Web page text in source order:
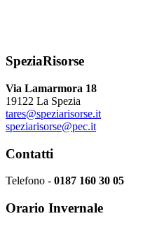
SpeziaRisorse
Via Lamarmora 18
19122 La Spezia
tares@speziarisorse.it
speziarisorse@pec.it
Contatti
Telefono - 0187 160 30 05
Orario Invernale